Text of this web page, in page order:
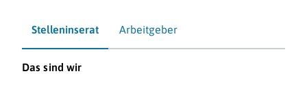
Stelleninserat Arbeitgeber
Das sind wir